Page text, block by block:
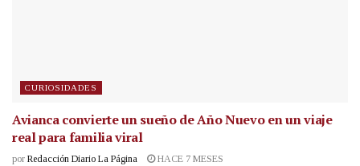
CURIOSIDADES
Avianca convierte un sueño de Año Nuevo en un viaje
real para familia viral
por Redacción Diario La Página HACE 7 MESES